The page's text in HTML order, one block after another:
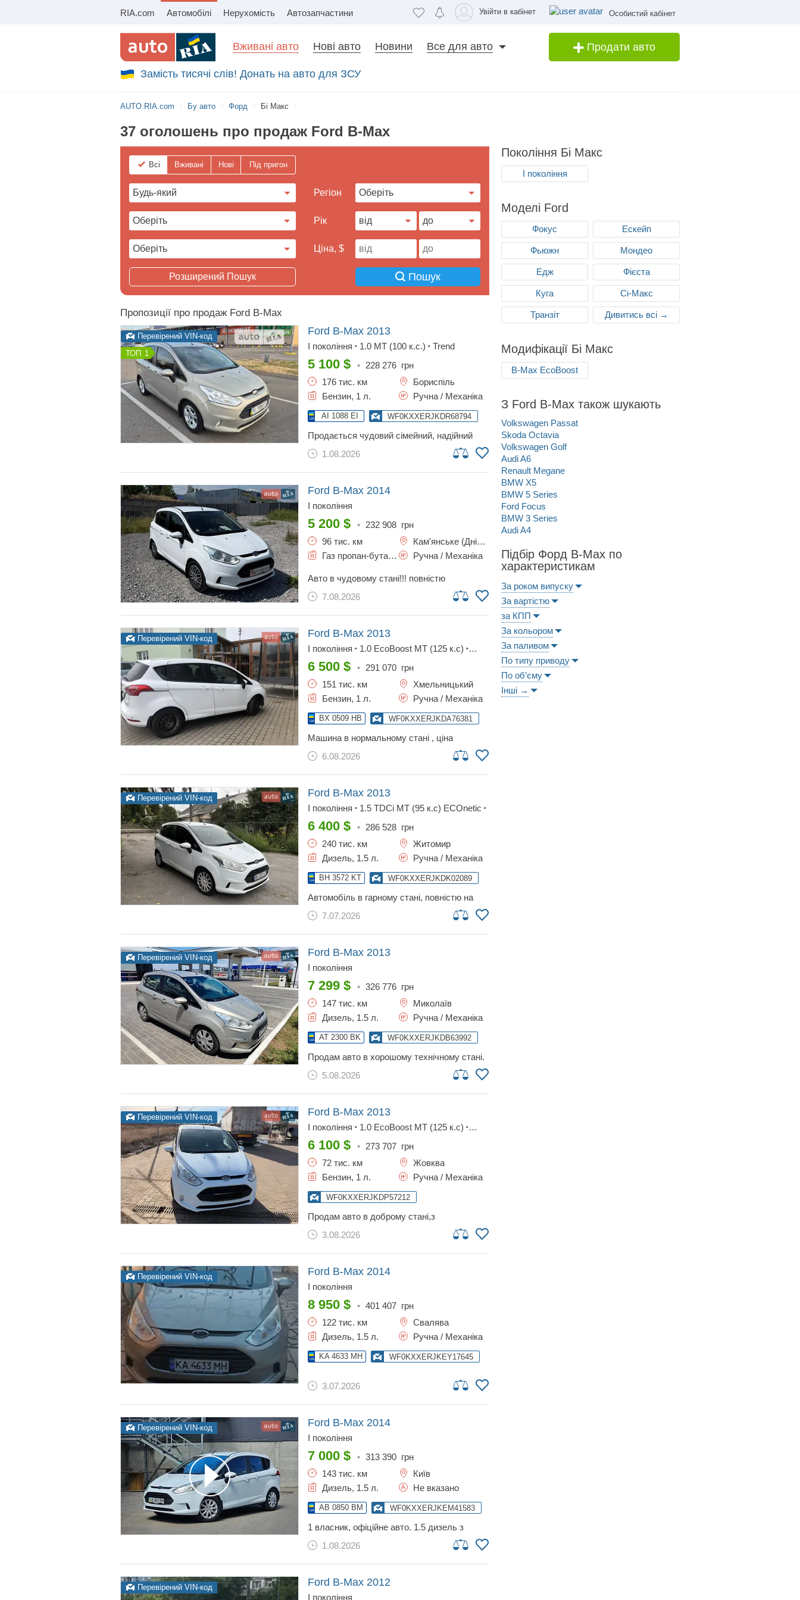
Увійти в кабінет Особистий кабінет
RIA.com Автомобілі Нерухомість Автозапчастини
Збір на авто для ЗСУ Продати авто
Вживані авто Нові авто Новини Все для авто
Замість тисячі слів! Донать на авто для ЗСУ
AUTO.RIA.com Бу авто Форд Бі Макс
37 оголошень про продаж Ford B-Max
Всі Вживані Нові Під пригон
Регіон
Рік
Ціна, $
Розширений Пошук Пошук
Пропозиції про продаж Ford B-Max
Перевірений VIN-код
1
Ford B-Max 2013
I покоління • 1.0 MT (100 к.с.) • Trend
5 100 $ • 228 276 грн
176 тис. км
Бориспіль
Бензин, 1 л.
Ручна / Механіка
AI 1088 EI WF0KXXERJKDR68794
продається чудовий сімейний, надійний
автомобіль ford b-max. придбаний в салоні,
один власник, в гарному технічному стані.
1.08.2026
Ford B-Max 2014
I покоління
5 200 $ • 232 908 грн
96 тис. км
Кам'янське (Дніпродзержинськ)
Газ пропан-бутан / Бензин, 1 л.
Ручна / Механіка
авто в чудовому стані!!! повністю
7.08.2026
Перевірений VIN-код Ford B-Max 2013
I покоління • 1.0 EcoBoost MT (125 к.с) •
Base
6 500 $ • 291 070 грн
151 тис. км
Хмельницький
Бензин, 1 л.
Ручна / Механіка
BX 0509 HB WF0KXXERJKDA76381
машина в нормальному стані , ціна
6.08.2026
Перевірений VIN-код Ford B-Max 2013
I покоління • 1.5 TDCi MT (95 к.с) ECOnetic •
Base
6 400 $ • 286 528 грн
240 тис. км
Житомир
Дизель, 1.5 л.
Ручна / Механіка
BH 3572 KT WF0KXXERJKDK02089
автомобіль в гарному стані, повністю на
ходу та обслуговуваний. є невеликі сліди
використання в салоні та по кузову (
продаж у зв?язку з заміною на клас вище.
кондиціонер, піч , склопідйомники, вся
електроніка. по двигуну зауважень не має,
працює як годинник, вчасно
обслуговувалася , заміна мастила та
фільтрів кожні 7тис км. сів та поїхав.
7.07.2026
Перевірений VIN-код Ford B-Max 2013
I покоління
7 299 $ • 326 776 грн
147 тис. км
Миколаїв
Дизель, 1.5 л.
Ручна / Механіка
AT 2300 BK WF0KXXERJKDB63992
продам авто в хорошому технічному стані.
перша реєстрація. куплений новим у салоні.
усе то на офіційному дилері. нещодавно
зручний місткий автомобіль. торг є.
5.08.2026
Перевірений VIN-код Ford B-Max 2013
I покоління • 1.0 EcoBoost MT (125 к.с) •
Base
6 100 $ • 273 707 грн
72 тис. км
Жовква
Бензин, 1 л.
Ручна / Механіка
WF0KXXERJKDP57212
продам авто в доброму стані,з
використання не
додатково ще є титанові диски чорного
3.08.2026
Перевірений VIN-код Ford B-Max 2014
I покоління
8 950 $ • 401 407 грн
122 тис. км
Свалява
Дизель, 1.5 л.
Ручна / Механіка
KA 4633 MH WF0KXXERJKEY17645
3.07.2026
Перевірений VIN-код Ford B-Max 2014
I покоління
7 000 $ • 313 390 грн
143 тис. км
Київ
Дизель, 1.5 л.
Не вказано
AB 0850 BM WF0KXXERJKEM41583
1 власник, офіційне авто. 1.5 дизель з
надійно. просторий і зручний салон і
розгляну обмін. оплата будь-якою валютою
1.08.2026
Перевірений VIN-код Ford B-Max 2012
I покоління
Покоління Бі Макс
I покоління
Моделі Ford
Фокус Ескейп
Фьюжн Мондео
Едж Фієста
Куга Сі-Макс
Транзіт Дивитись всі →
Модифікації Бі Макс
B-Max EcoBoost
З Ford B-Max також шукають
Volkswagen Passat
Skoda Octavia
Volkswagen Golf
Audi A6
Renault Megane
BMW X5
BMW 5 Series
Ford Focus
BMW 3 Series
Audi A4
Підбір Форд B-Max по
характеристикам
За роком випуску
За вартістю
за КПП
За кольором
За паливом
По типу приводу
По об’єму
Інші →